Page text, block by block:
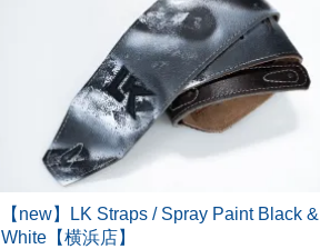
【new】LK Straps / Spray Paint Black &
White【横浜店】